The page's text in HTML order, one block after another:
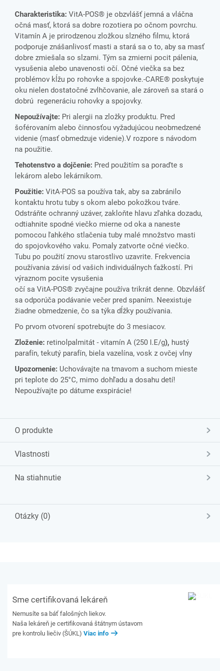
Charakteristika: VitA-POS® je obzvlášť jemná a vláčna
očná masť, ktorá sa dobre rozotiera po očnom povrchu.
Vitamín A je prirodzenou zložkou slzného filmu, ktorá
podporuje znášanlivosť masti a stará sa o to, aby sa masť
dobre zmiešala so slzami. Tým sa zmierni pocit pálenia,
vysušenia alebo unavenosti očí. Očné viečka sa bez
problémov kĺžu po rohovke a spojovke.-CARE® poskytuje
oku nielen dostatočné zvlhčovanie, ale zároveň sa stará o
dobrú regeneráciu rohovky a spojovky.
Nepoužívajte: Pri alergii na zložky produktu. Pred
šoférovaním alebo činnosťou vyžadujúcou neobmedzené
videnie (masť obmedzuje videnie).V rozpore s návodom
na použitie.
Tehotenstvo a dojčenie: Pred použitím sa poraďte s
lekárom alebo lekárnikom.
Použitie: VitA-POS sa používa tak, aby sa zabránilo
kontaktu hrotu tuby s okom alebo pokožkou tváre.
Odstráňte ochranný uzáver, zakloňte hlavu zľahka dozadu,
odtiahnite spodné viečko mierne od oka a naneste
pomocou ľahkého stlačenia tuby malé množstvo masti
do spojovkového vaku. Pomaly zatvorte očné viečko.
Tubu po použití znovu starostlivo uzavrite. Frekvencia
používania závisí od vašich individuálnych ťažkostí. Pri
výraznom pocite vysušenia
očí sa VitA-POS® zvyčajne používa trikrát denne. Obzvlášť
sa odporúča podávanie večer pred spaním. Neexistuje
žiadne obmedzenie, čo sa týka dĺžky používania.
Po prvom otvorení spotrebujte do 3 mesiacov.
Zloženie: retinolpalmitát - vitamín A (250 I.E/g), hustý
parafín, tekutý parafín, biela vazelína, vosk z ovčej vlny
Upozornenie: Uchovávajte na tmavom a suchom mieste
pri teplote do 25°C, mimo dohľadu a dosahu detí!
Nepoužívajte po dátume exspirácie!
O produkte
Vlastnosti
Na stiahnutie
Otázky (0)
Sme certifikovaná lekáreň
Nemusíte sa báť falošných liekov.
Naša lekáreň je certifikovaná štátnym ústavom
pre kontrolu liečiv (ŠÚKL) Viac info